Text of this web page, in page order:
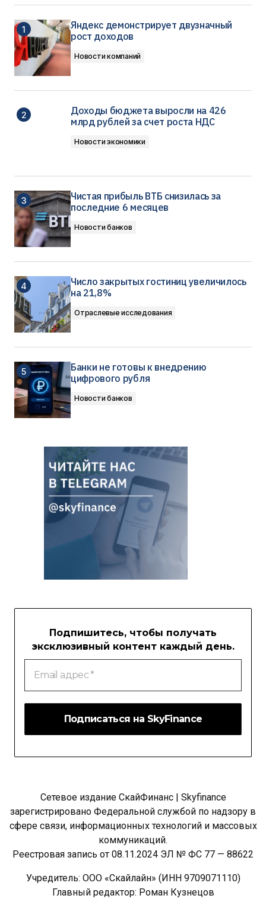
Яндекс демонстрирует двузначный
рост доходов
Новости компаний
Доходы бюджета выросли на 426
млрд рублей за счет роста НДС
Новости экономики
Чистая прибыль ВТБ снизилась за
последние 6 месяцев
Новости банков
Число закрытых гостиниц увеличилось
на 21,8%
Отраслевые исследования
Банки не готовы к внедрению
цифрового рубля
Новости банков
Подпишитесь, чтобы получать
эксклюзивный контент каждый день.
Email
адрес
Сетевое издание СкайФинанс | Skyfinance
зарегистрировано Федеральной службой по надзору в
сфере связи, информационных технологий и массовых
коммуникаций.
Реестровая запись от 08.11.2024 ЭЛ № ФС 77 — 88622
Учредитель: ООО «Скайлайн» (ИНН 9709071110)
Главный редактор: Роман Кузнецов